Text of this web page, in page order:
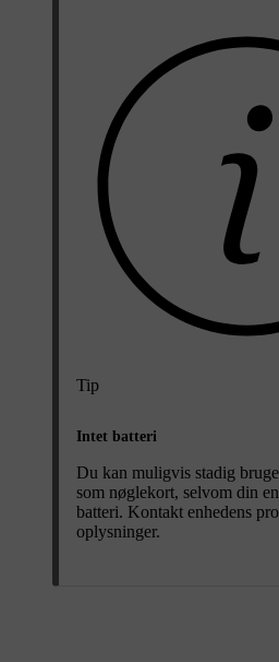
Tip
Intet batteri
Du kan muligvis stadig
som nøglekort, selvom din
batteri. Kontakt enhedens
oplysninger.